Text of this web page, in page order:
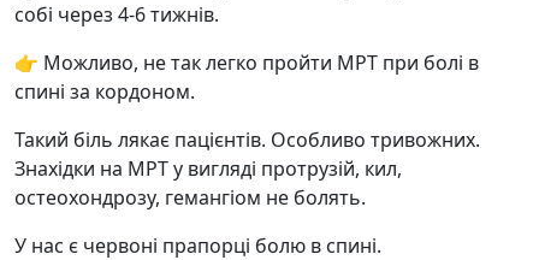
собі через 4-6 тижнів.
👉 Можливо, не так легко пройти МРТ при болі в
спині за кордоном.
Такий біль лякає пацієнтів. Особливо тривожних.
Знахідки на МРТ у вигляді протрузій, кил,
остеохондрозу, гемангіом не болять.
У нас є червоні прапорці болю в спині.